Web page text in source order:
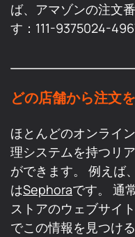
ば、アマゾンの注文
す：111-9375024-
どの店舗から注文
ほとんどのオンライ
理システムを持つリ
ができます。 例えば、
はSephoraです。 通
ストアのウェブサイ
でこの情報を見つけ